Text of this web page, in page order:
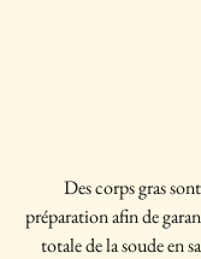
Des corps gras
préparation afin de
totale de la soude en